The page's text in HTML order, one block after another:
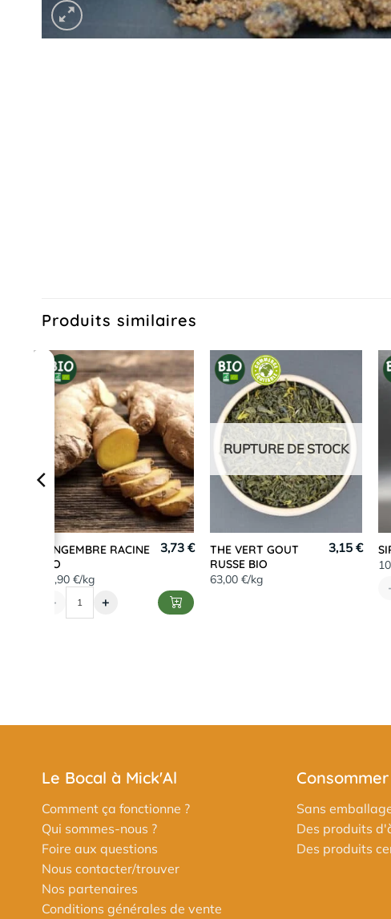
Produits similaires
GINGEMBRE RACINE
BIO
14,90 €/kg
3,73 €
- +
RUPTURE DE STOCK
THE VERT GOUT
RUSSE BIO
63,00 €/kg
3,15 €
Le Bocal à Mick'Al
Comment ça fonctionne ?
Qui sommes-nous ?
Foire aux questions
Nous contacter/trouver
Nos partenaires
Conditions générales de vente
Sans
Des produits
Des produits